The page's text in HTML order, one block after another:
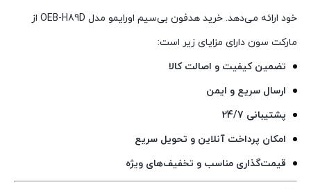
خود ارائه می‌دهد. خرید هدفون بی‌سیم اورایمو مدل OEB-H89D از
مارکت سون دارای مزایای زیر است:
تضمین کیفیت و اصالت کالا
ارسال سریع و ایمن
پشتیبانی 24/7
امکان پرداخت آنلاین و تحویل سریع
قیمت‌گذاری مناسب و تخفیف‌های ویژه